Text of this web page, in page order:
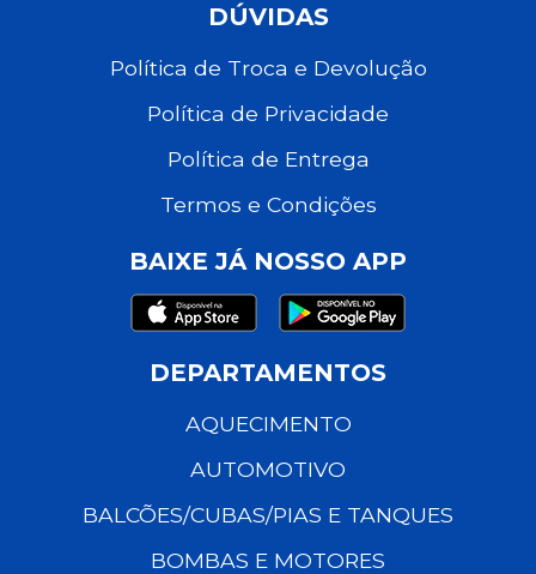
DÚVIDAS
Política de Troca e Devolução
Política de Privacidade
Política de Entrega
Termos e Condições
BAIXE JÁ NOSSO APP
DEPARTAMENTOS
AQUECIMENTO
AUTOMOTIVO
BALCÕES/CUBAS/PIAS E TANQUES
BOMBAS E MOTORES